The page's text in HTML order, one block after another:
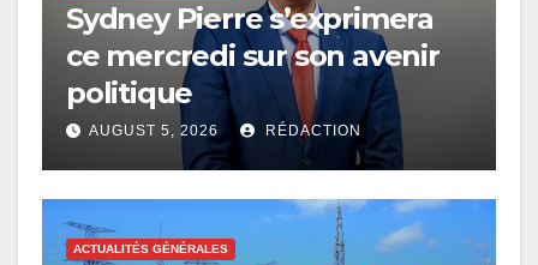
Sydney Pierre s’exprimera
ce mercredi sur son avenir
politique
AUGUST 5, 2026 RÉDACTION
ACTUALITÉS GÉNÉRALES